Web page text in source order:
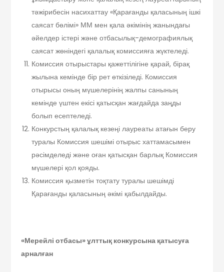
тәжірибесін насихаттау «Қарағанды қаласының ішкі
саясат бөлімі» ММ мен қала әкімінің жанындағы
әйелдер істері және отбасылық-демографиялық
саясат жөніндегі қалалық комиссияға жүктеледі.
Комиссия отырыстары қажеттілігіне қарай, бірақ
жылына кемінде бір рет өткізіледі. Комиссия
отырысы оның мүшелерінің жалпы санының
кемінде үштен екісі қатысқан жағдайда заңды
болып есептеледі.
Конкурстың қалалық кезеңі лауреаты атағын беру
туралы Комиссия шешімі отырыс хаттамасымен
рәсімделеді және оған қатысқан барлық Комиссия
мүшелері қол қояды.
Комиссия қызметін тоқтату туралы шешімді
Қарағанды қаласының әкімі қабылдайды.
«Мерейлі отбасы» ұлттық конкурсына қатысуға
арналған